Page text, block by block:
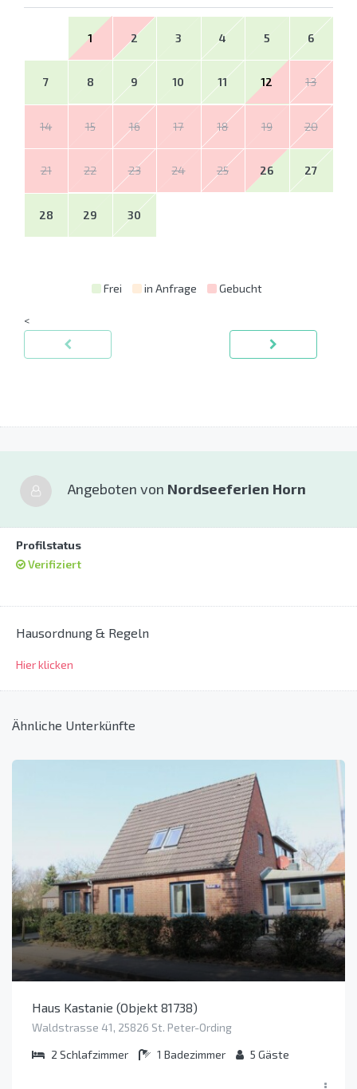
1 2 3 4 5 6
7 8 9 10 11 12 13
14 15 16 17 18 19 20
21 22 23 24 25 26 27
28 29 30
Frei in Anfrage Gebucht
<
Angeboten von Nordseeferien Horn
Profilstatus
Verifiziert
Hausordnung & Regeln
Hier klicken
Ähnliche Unterkünfte
Haus Kastanie (Objekt 81738)
Waldstrasse 41, 25826 St. Peter-Ording
2 Schlafzimmer 1 Badezimmer 5 Gäste